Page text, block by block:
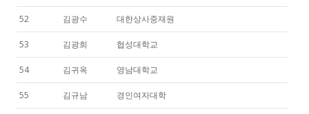
52 김광수 대한상사중재원
53 김광희 협성대학교
54 김귀옥 영남대학교
55 김규남 경인여자대학